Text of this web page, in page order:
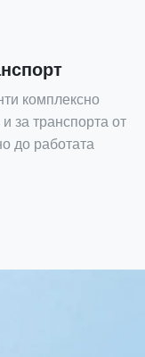
комплексно
за транспорта от
до работата